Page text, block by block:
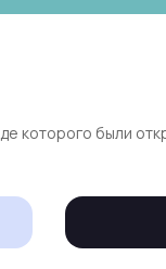
которого были